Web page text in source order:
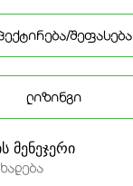
შეფასება
ლიზინგი
მენეჯერი